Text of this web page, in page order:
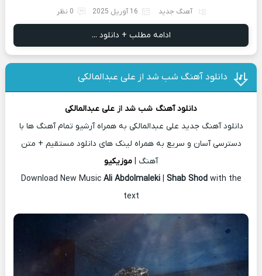
آهنگ جدید 16 آوریل 2025 0 نظر
ادامه مطلب + دانلود ...
دانلود آهنگ شب شد از علی عبدالمالکی
دانلود آهنگ شب شد از علی عبدالمالکی
دانلود آهنگ جدید علی عبدالمالکی به همراه آرشیو تمام آهنگ ها با
دسترسی آسان و سریع به همراه لینک های دانلود مستقیم + متن
آهنگ | موزیکیو
Download New Music Ali Abdolmaleki| Shab Shod with the
text